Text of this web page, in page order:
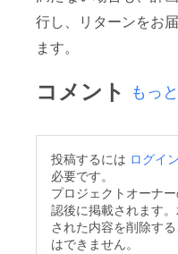
行し、リターンをお
ます。
コメント もっ
投稿するには ログイン
必要です。
プロジェクトオーナ
認後に掲載されます
された内容を削除する
はできません。